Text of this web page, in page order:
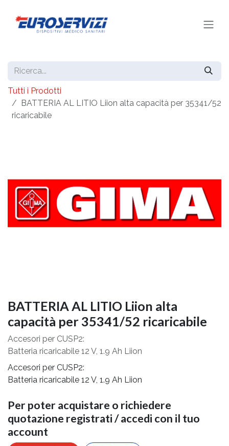
Tutti i Prodotti
BATTERIA AL LITIO Liion alta capacità per 35341/52
ricaricabile
BATTERIA AL LITIO Liion alta
capacità per 35341/52 ricaricabile
Accesori per CUSP2:
Batteria ricaricabile 12 V, 1.9 Ah Liion
Accesori per CUSP2:
Batteria ricaricabile 12 V, 1.9 Ah Liion
Per poter acquistare o richiedere
quotazione registrati / accedi con il tuo
account